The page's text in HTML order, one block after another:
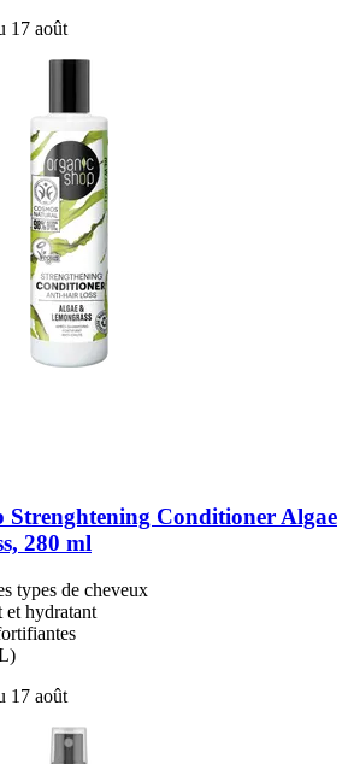
17 août
Strenghtening Conditioner Algae
280 ml
types de cheveux
et hydratant
17 août